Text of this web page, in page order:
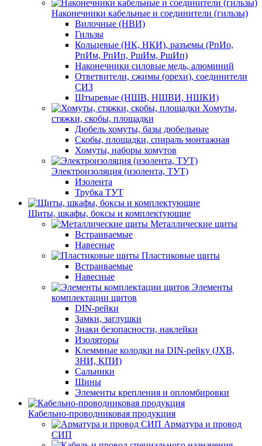
Наконечники кабельные и соединители (гильзы)
Вилочные (НВИ)
Гильзы
Кольцевые (НК, НКИ), разъемы (РпИо,
РпИм, РпИп, РшИм, РшИп)
Наконечники силовые медь, алюминий
Ответвители, сжимы (орехи), соединители
СИЗ
Штыревые (НШВ, НШВИ, НШКИ)
Хомуты,
стяжки, скобы, площадки
Дюбель хомуты, базы дюбельные
Скобы, площадки, спираль монтажная
Хомуты, наборы хомутов
Электроизоляция (изолента, ТУТ)
Изолента
Трубка ТУТ
Щиты, шкафы, боксы и комплектующие
Металлические щиты
Встраиваемые
Навесные
Пластиковые щиты
Встраиваемые
Навесные
Элементы
комплектации щитов
DIN-рейки
Замки, заглушки
Знаки безопасности, наклейки
Изоляторы
Клеммные колодки на DIN-рейку (JXB,
ЗНИ, КПИ)
Сальники
Шины
Элементы крепления и опломбировки
Кабельно-проводниковая продукция
Арматура и провод
СИП